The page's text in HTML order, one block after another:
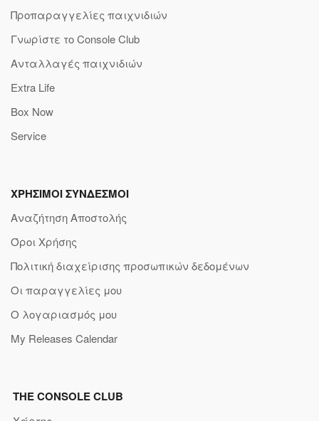
Προπαραγγελίες παιχνιδιών
Γνωρίστε το Console Club
Ανταλλαγές παιχνιδιών
Extra Life
Box Now
Service
ΧΡΗΣΙΜΟΙ ΣΥΝΔΕΣΜΟΙ
Αναζήτηση Αποστολής
Όροι Χρήσης
Πολιτική διαχείρισης προσωπικών δεδομένων
Οι παραγγελίες μου
Ο λογαριασμός μου
My Releases Calendar
THE CONSOLE CLUB